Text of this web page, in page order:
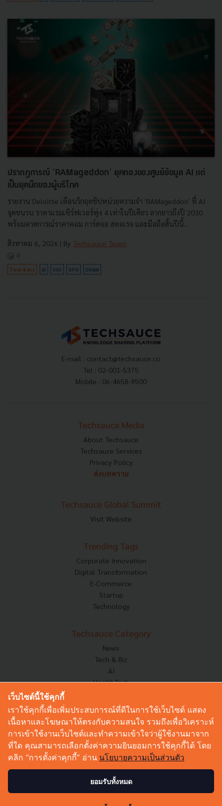
ปรากฏการณ์ ‘RAMageddon’ ยุคทองของศูนย์ข้อมูล AI แต่
เป็นยุคมืดของผู้บริโภค
รายงาน Deloitte เตือนวิกฤตชิปหน่วยความจำ 'RAMageddon' ที่ AI
จุดชนวน ราคาแรมเซิร์ฟเวอร์พุ่ง 4 เท่าในปีเดียว ลากยาวถึงปี 2030
พร้อมคาดการณ์ราคาคอม การ์ดจอ สตอเรจ และมือถือสิ้นปีนี้...
สิงหาคม 6, 2026 | By Techsauce Team
0
Tech & Biz AI SSD GPU DRAM
E-mail : contact@techsauce.co
Tel : 02-001-5375
Mobile : 06-4658-9500
Techsauce Media
About Techsauce
Techsauce Services
Privacy Policy
ส่งบทความ
Techsauce Global Summit
Visit Website
Trending Tags
Corporate Innovation
Digital Transformation
E-Commerce
Startup
Technology
Techsauce Category
News
Tech & Biz
AI
HealthTech
Corp Innov
Saucy Thoughts
Based On
Sustainable
Videos
Podcast
เว็บไซต์นี้ใช้คุกกี้
เราใช้คุกกี้เพื่อเพิ่มประสบการณ์ที่ดีในการใช้เว็บไซต์ แสดง
เนื้อหาและโฆษณาให้ตรงกับความสนใจ รวมถึงเพื่อวิเคราะห์
การเข้าใช้งานเว็บไซต์และทำความเข้าใจว่าผู้ใช้งานมาจาก
ที่ใด คุณสามารถเลือกตั้งค่าความยินยอมการใช้คุกกี้ได้ โดย
คลิก “การตั้งค่าคุกกี้” อ่าน นโยบายความเป็นส่วนตัว
ยอมรับทั้งหมด